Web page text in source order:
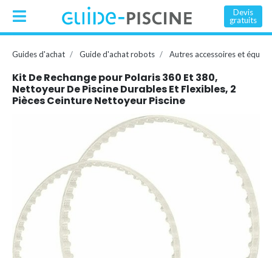
Devis
gratuits
Guides d'achat Guide d'achat robots Autres accessoires et
Kit De Rechange pour Polaris 360 Et 380,
Nettoyeur De Piscine Durables Et Flexibles, 2
Pièces Ceinture Nettoyeur Piscine